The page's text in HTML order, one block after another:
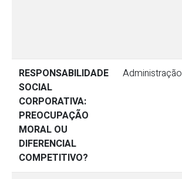
RESPONSABILIDADE
SOCIAL
CORPORATIVA:
PREOCUPAÇÃO
MORAL OU
DIFERENCIAL
COMPETITIVO?
Administração